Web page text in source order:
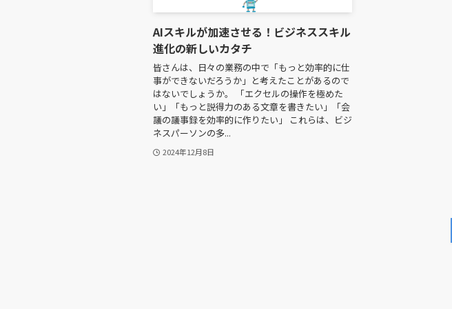
AIスキルが加速させる！ビジネススキル
進化の新しいカタチ
皆さんは、日々の業務の中で「もっと効率的に仕
事ができないだろうか」と考えたことがあるので
はないでしょうか。 「エクセルの操作を極めた
い」「もっと説得力のある文章を書きたい」「会
議の議事録を効率的に作りたい」 これらは、ビジ
ネスパーソンの多...
2024年12月8日